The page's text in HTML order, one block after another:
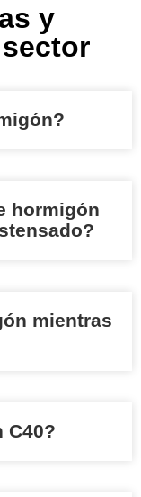
y
hormigón
mientras
C40?